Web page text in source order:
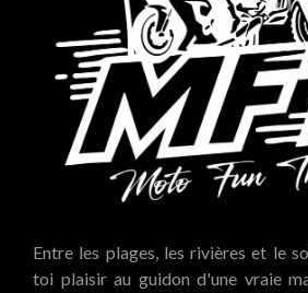
Entre les plages, les rivières et le
toi plaisir au guidon d'une vraie